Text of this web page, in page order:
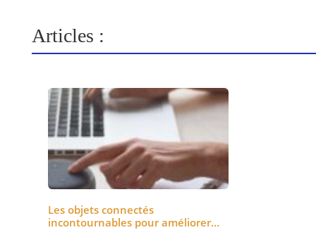
Articles :
Les objets connectés
incontournables pour améliorer…